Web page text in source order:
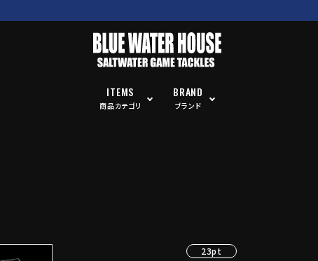
ITEMS
商品カテゴリ
BRAND
ブランド
23pt